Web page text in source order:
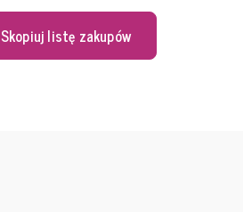
Skopiuj listę zakupów